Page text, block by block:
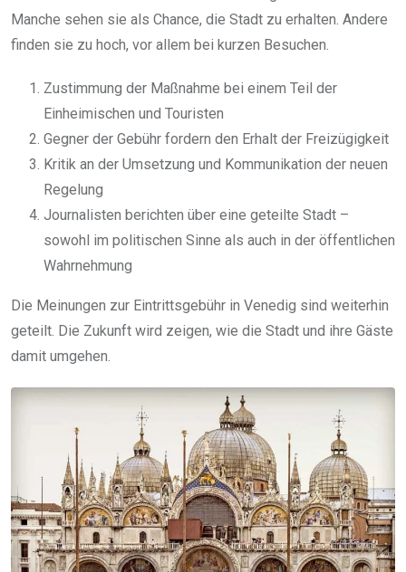
Manche sehen sie als Chance, die Stadt zu erhalten. Andere
finden sie zu hoch, vor allem bei kurzen Besuchen.
Zustimmung der Maßnahme bei einem Teil der
Einheimischen und Touristen
Gegner der Gebühr fordern den Erhalt der Freizügigkeit
Kritik an der Umsetzung und Kommunikation der neuen
Regelung
Journalisten berichten über eine geteilte Stadt –
sowohl im politischen Sinne als auch in der öffentlichen
Wahrnehmung
Die Meinungen zur Eintrittsgebühr in Venedig sind weiterhin
geteilt. Die Zukunft wird zeigen, wie die Stadt und ihre Gäste
damit umgehen.